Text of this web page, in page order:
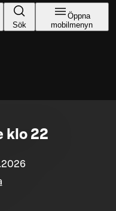
Sök
Öppna
mobilmenyn
klo 22